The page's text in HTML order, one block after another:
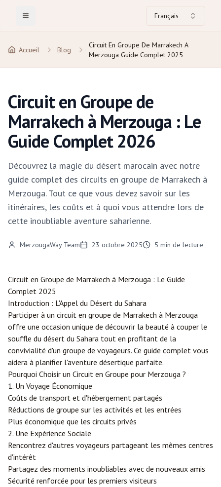
Toggle Menu Français
Accueil Blog
Circuit En Groupe De Marrakech A
Merzouga Guide Complet 2025
Circuit en Groupe de
Marrakech à Merzouga : Le
Guide Complet 2026
Découvrez la magie du désert marocain avec notre
guide complet des circuits en groupe de Marrakech à
Merzouga. Tout ce que vous devez savoir sur les
itinéraires, les coûts et à quoi vous attendre lors de
cette inoubliable aventure saharienne.
MerzougaWay Team 23 octobre 2025 5 min de lecture
Circuit en Groupe de Marrakech à Merzouga : Le Guide
Complet 2025
Introduction : L'Appel du Désert du Sahara
Participer à un circuit en groupe de Marrakech à Merzouga
offre une occasion unique de découvrir la beauté à couper le
souffle du désert du Sahara tout en profitant de la
convivialité d'un groupe de voyageurs. Ce guide complet vous
aidera à planifier l'aventure désertique parfaite.
Pourquoi Choisir un Circuit en Groupe pour Merzouga ?
1. Un Voyage Économique
Coûts de transport et d'hébergement partagés
Réductions de groupe sur les activités et les entrées
Plus économique que les circuits privés
2. Une Expérience Sociale
Rencontrez d'autres voyageurs partageant les mêmes centres
d'intérêt
Partagez des moments inoubliables avec de nouveaux amis
Sécurité renforcée pour les premiers visiteurs